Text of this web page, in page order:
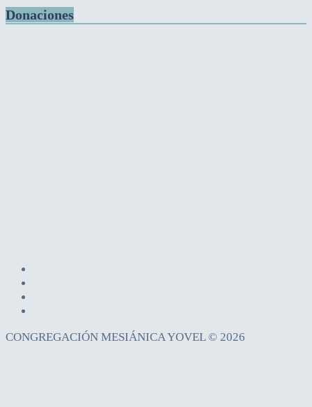
Donaciones
CONGREGACIÓN MESIÁNICA YOVEL © 2026